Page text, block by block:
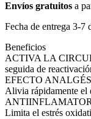
Envíos gratuitos a
Fecha de entrega 3-7
Beneficios
ACTIVA LA
seguida de
EFECTO
Alivia rápidamente
Limita el estrés